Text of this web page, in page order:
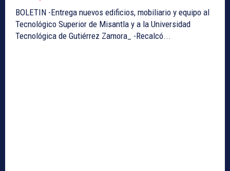
BOLETIN -Entrega nuevos edificios, mobiliario y equipo al
Tecnológico Superior de Misantla y a la Universidad
Tecnológica de Gutiérrez Zamora_ -Recalcó...